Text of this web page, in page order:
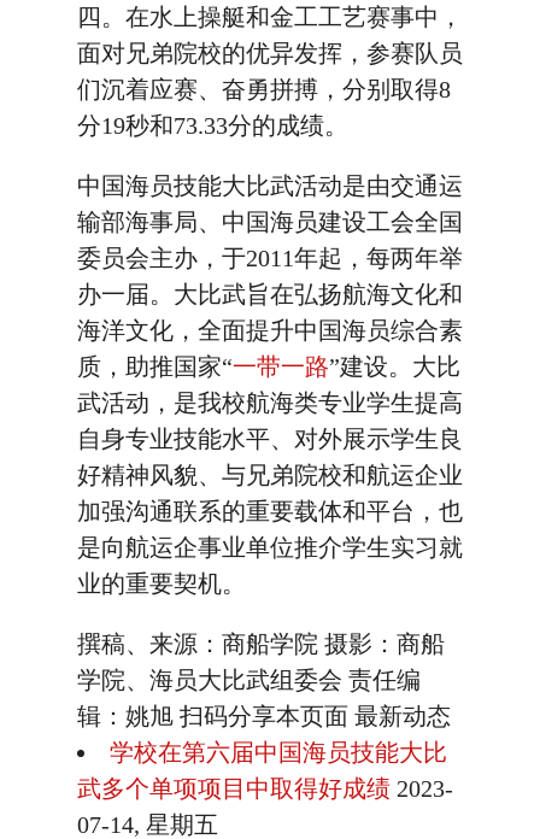
四。在水上操艇和金工工艺赛事中，
面对兄弟院校的优异发挥，参赛队员
们沉着应赛、奋勇拼搏，分别取得8
分19秒和73.33分的成绩。
中国海员技能大比武活动是由交通运
输部海事局、中国海员建设工会全国
委员会主办，于2011年起，每两年举
办一届。大比武旨在弘扬航海文化和
海洋文化，全面提升中国海员综合素
质，助推国家“一带一路”建设。大比
武活动，是我校航海类专业学生提高
自身专业技能水平、对外展示学生良
好精神风貌、与兄弟院校和航运企业
加强沟通联系的重要载体和平台，也
是向航运企事业单位推介学生实习就
业的重要契机。
撰稿、来源：商船学院 摄影：商船
学院、海员大比武组委会 责任编
辑：姚旭 扫码分享本页面 最新动态
学校在第六届中国海员技能大比
武多个单项项目中取得好成绩 2023-
07-14, 星期五